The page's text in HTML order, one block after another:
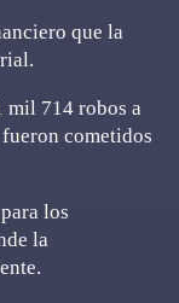
que la
mil 714 robos a
cometidos
los
la